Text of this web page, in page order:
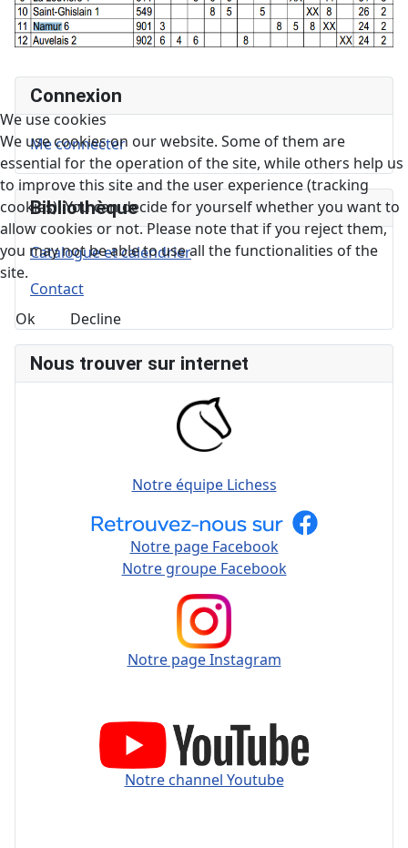
Connexion
Me connecter
Bibliothèque
Catalogue et calendrier
Contact
Nous trouver sur internet
Notre équipe Lichess
Notre page Facebook
Notre groupe Facebook
Notre page Instagram
Notre channel Youtube
We use cookies
We use cookies on our website. Some of them are
essential for the operation of the site, while others help us
to improve this site and the user experience (tracking
cookies). You can decide for yourself whether you want to
allow cookies or not. Please note that if you reject them,
you may not be able to use all the functionalities of the
site.
Ok Decline